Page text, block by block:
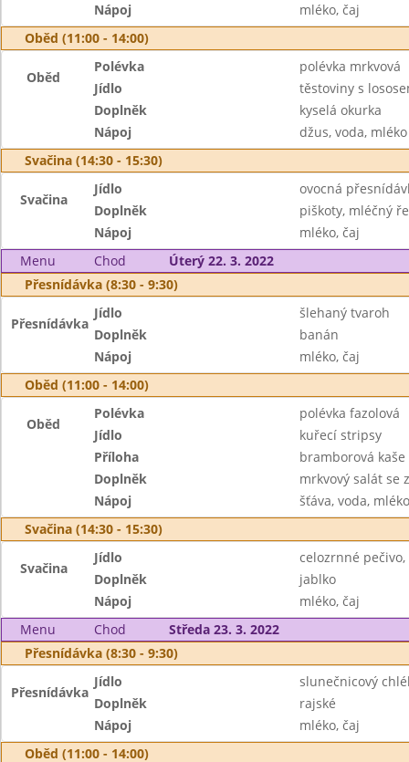
Nápoj
mléko, čaj
Oběd (11:00 - 14:00)
Oběd
Polévka
polévka mrkvová
Jídlo
těstoviny s
Doplněk
kyselá okurka
Nápoj
džus, voda, mléko
Svačina (14:30 - 15:30)
Svačina
Jídlo
ovocná
Doplněk
piškoty, mléčný
Nápoj
mléko, čaj
Menu
Chod
Úterý 22. 3. 2022
Přesnídávka (8:30 - 9:30)
Přesnídávka
Jídlo
šlehaný tvaroh
Doplněk
banán
Nápoj
mléko, čaj
Oběd (11:00 - 14:00)
Oběd
Polévka
polévka fazolová
Jídlo
kuřecí stripsy
Příloha
bramborová kaše
Doplněk
mrkvový salát se
Nápoj
šťáva, voda, mléko
Svačina (14:30 - 15:30)
Svačina
Jídlo
celozrnné
Doplněk
jablko
Nápoj
mléko, čaj
Menu
Chod
Středa 23. 3. 2022
Přesnídávka (8:30 - 9:30)
Přesnídávka
Jídlo
slunečnicový
Doplněk
rajské
Nápoj
mléko, čaj
Oběd (11:00 - 14:00)